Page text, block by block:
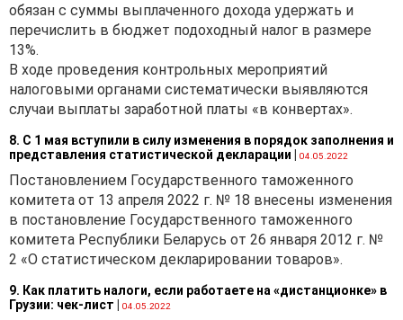
с нерезидентом. При этом
от лица нерезидента
выступает резидент-
поверенный в силу
отдельного договора
поручения, заключенного
между резидентом-
поверенным
и нерезидентом.
Стоимость услуг по
договору установлена
в евро. Оплата за
оказанные услуги
в белорусских рублях по
обязан с суммы выплаченного дохода удержать и
перечислить в бюджет подоходный налог в размере
13%.
В ходе проведения контрольных мероприятий
налоговыми органами систематически выявляются
случаи выплаты заработной платы «в конвертах».
8. С 1 мая вступили в силу изменения в порядок заполнения и
представления статистической декларации | 04.05.2022
Постановлением Государственного таможенного
комитета от 13 апреля 2022 г. № 18 внесены изменения
в постановление Государственного таможенного
комитета Республики Беларусь от 26 января 2012 г. №
2 «О статистическом декларировании товаров».
9. Как платить налоги, если работаете на «дистанционке» в
Грузии: чек-лист | 04.05.2022